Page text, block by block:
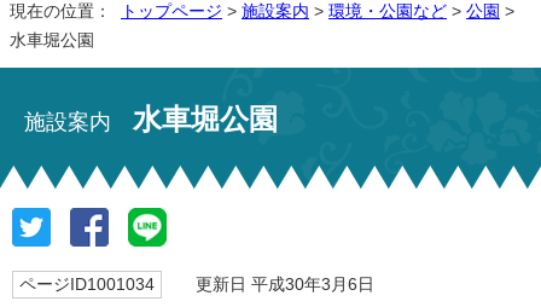
現在の位置： トップページ > 施設案内 > 環境・公園など > 公園 >
水車堀公園
施設案内 水車堀公園
ページID1001034 更新日 平成30年3月6日